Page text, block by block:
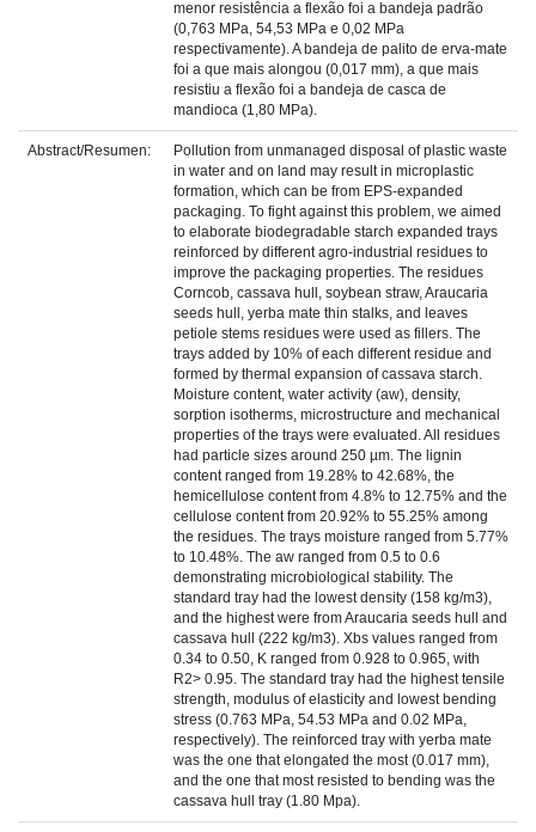
menor resistência a flexão foi a bandeja padrão
(0,763 MPa, 54,53 MPa e 0,02 MPa
respectivamente). A bandeja de palito de erva-mate
foi a que mais alongou (0,017 mm), a que mais
resistiu a flexão foi a bandeja de casca de
mandioca (1,80 MPa).
Abstract/Resumen:
Pollution from unmanaged disposal of plastic waste
in water and on land may result in microplastic
formation, which can be from EPS-expanded
packaging. To fight against this problem, we aimed
to elaborate biodegradable starch expanded trays
reinforced by different agro-industrial residues to
improve the packaging properties. The residues
Corncob, cassava hull, soybean straw, Araucaria
seeds hull, yerba mate thin stalks, and leaves
petiole stems residues were used as fillers. The
trays added by 10% of each different residue and
formed by thermal expansion of cassava starch.
Moisture content, water activity (aw), density,
sorption isotherms, microstructure and mechanical
properties of the trays were evaluated. All residues
had particle sizes around 250 µm. The lignin
content ranged from 19.28% to 42.68%, the
hemicellulose content from 4.8% to 12.75% and the
cellulose content from 20.92% to 55.25% among
the residues. The trays moisture ranged from 5.77%
to 10.48%. The aw ranged from 0.5 to 0.6
demonstrating microbiological stability. The
standard tray had the lowest density (158 kg/m3),
and the highest were from Araucaria seeds hull and
cassava hull (222 kg/m3). Xbs values ranged from
0.34 to 0.50, K ranged from 0.928 to 0.965, with
R2> 0.95. The standard tray had the highest tensile
strength, modulus of elasticity and lowest bending
stress (0.763 MPa, 54.53 MPa and 0.02 MPa,
respectively). The reinforced tray with yerba mate
was the one that elongated the most (0.017 mm),
and the one that most resisted to bending was the
cassava hull tray (1.80 Mpa).